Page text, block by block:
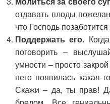
отдавать плоды
что Господь
Поддержать его.
поговорить –
умности – просто
него появилась какая-
Скажи – да, ты прав!